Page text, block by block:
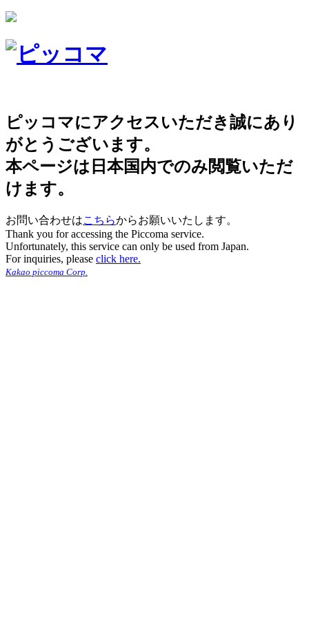
ピッコマにアクセスいただき誠にあり
がとうございます。
本ページは日本国内でのみ閲覧いただ
けます。
お問い合わせはこちらからお願いいたします。
Thank you for accessing the Piccoma service.
Unfortunately, this service can only be used from Japan.
For inquiries, please click here.
Kakao piccoma Corp.